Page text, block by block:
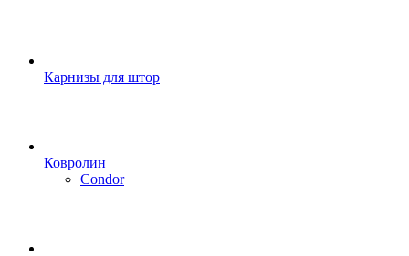
Карнизы для штор
Ковролин
Condor